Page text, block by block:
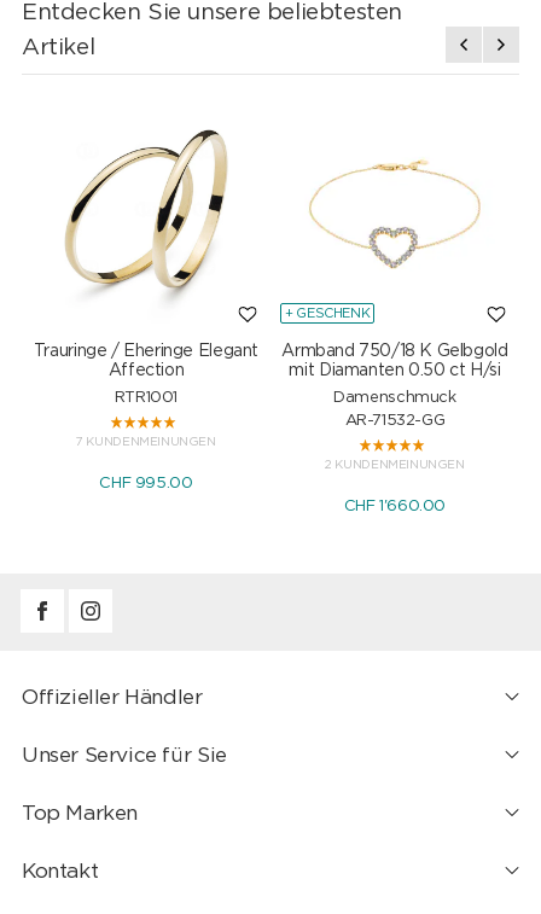
Entdecken Sie unsere beliebtesten
Artikel
Trauringe / Eheringe Elegant
Affection
RTR1001
7 KUNDENMEINUNGEN
CHF 995.00
+ GESCHENK
Armband 750/18 K Gelbgold
mit Diamanten 0.50 ct H/si
Damenschmuck
AR-71532-GG
2 KUNDENMEINUNGEN
CHF 1'660.00
Offizieller Händler
Unser Service für Sie
Top Marken
Kontakt